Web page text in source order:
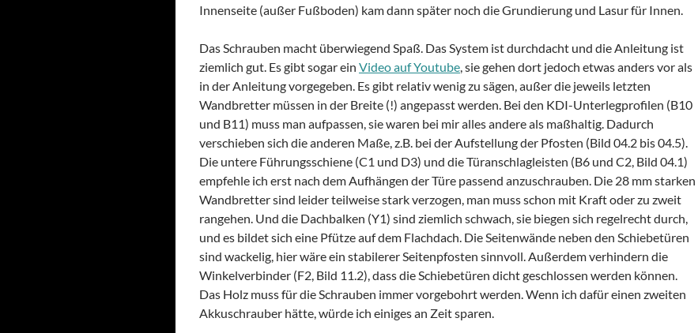
Innenseite (außer Fußboden) kam dann später noch die Grundierung und Lasur für Innen.
Das Schrauben macht überwiegend Spaß. Das System ist durchdacht und die Anleitung ist
ziemlich gut. Es gibt sogar ein Video auf Youtube, sie gehen dort jedoch etwas anders vor als
in der Anleitung vorgegeben. Es gibt relativ wenig zu sägen, außer die jeweils letzten
Wandbretter müssen in der Breite (!) angepasst werden. Bei den KDI-Unterlegprofilen (B10
und B11) muss man aufpassen, sie waren bei mir alles andere als maßhaltig. Dadurch
verschieben sich die anderen Maße, z.B. bei der Aufstellung der Pfosten (Bild 04.2 bis 04.5).
Die untere Führungsschiene (C1 und D3) und die Türanschlagleisten (B6 und C2, Bild 04.1)
empfehle ich erst nach dem Aufhängen der Türe passend anzuschrauben. Die 28 mm starken
Wandbretter sind leider teilweise stark verzogen, man muss schon mit Kraft oder zu zweit
rangehen. Und die Dachbalken (Y1) sind ziemlich schwach, sie biegen sich regelrecht durch,
und es bildet sich eine Pfütze auf dem Flachdach. Die Seitenwände neben den Schiebetüren
sind wackelig, hier wäre ein stabilerer Seitenpfosten sinnvoll. Außerdem verhindern die
Winkelverbinder (F2, Bild 11.2), dass die Schiebetüren dicht geschlossen werden können.
Das Holz muss für die Schrauben immer vorgebohrt werden. Wenn ich dafür einen zweiten
Akkuschrauber hätte, würde ich einiges an Zeit sparen.